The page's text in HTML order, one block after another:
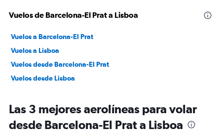
Vuelos de Barcelona-El Prat a Lisboa
Vuelos a Barcelona-El Prat
Vuelos a Lisboa
Vuelos desde Barcelona-El Prat
Vuelos desde Lisboa
Las 3 mejores aerolíneas para volar
desde Barcelona-El Prat a Lisboa